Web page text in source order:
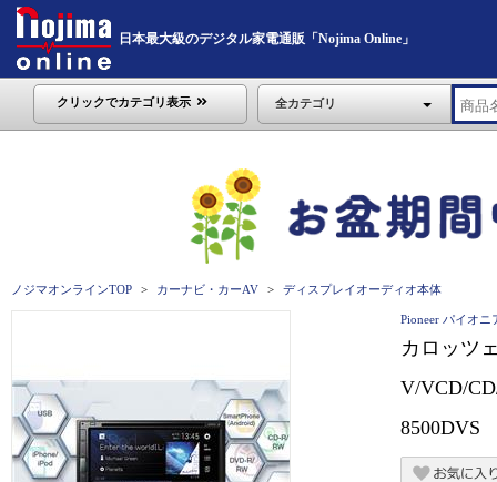
日本最大級のデジタル家電通販「Nojima Online」
クリックでカテゴリ表示 全カテゴリ
ノジマオンラインTOP カーナビ・カーAV ディスプレイオーディオ本体
Pioneer パイオニ
カロッツ
V/VCD/
8500DVS